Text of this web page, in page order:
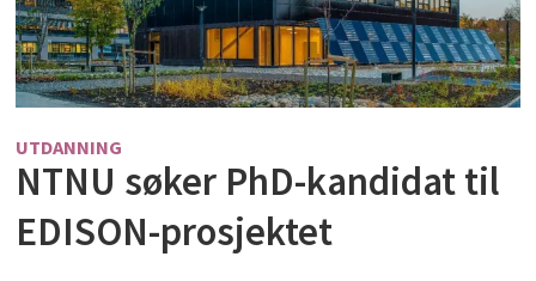
UTDANNING
NTNU søker PhD-kandidat til
EDISON-prosjektet